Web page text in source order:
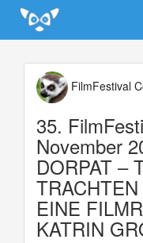
Update cookies preferences
FilmFestival
35.
November
DORPAT –
EINE
KATRIN